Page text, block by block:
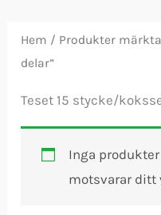
Hem / Produkter märkta
delar”
Teset 15 stycke/
Inga
motsvarar ditt